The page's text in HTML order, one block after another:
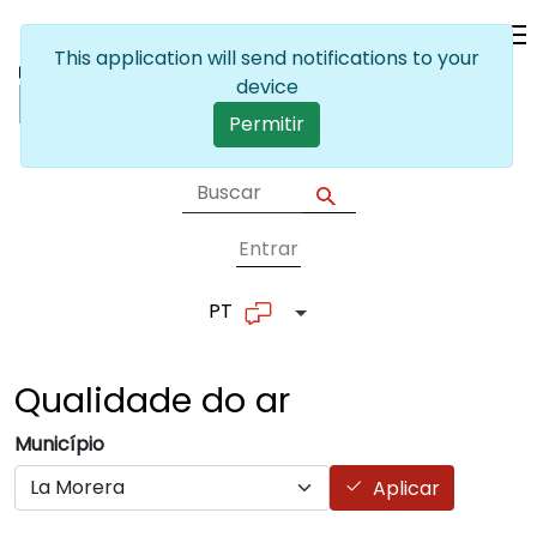
User account
Entrar
PT Lista de ações adicionais
Qualidade do ar
Município
Aplicar
This application will send notifications to your
device
Permitir